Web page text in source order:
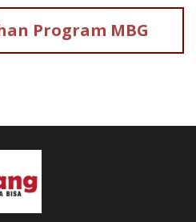
Program MBG